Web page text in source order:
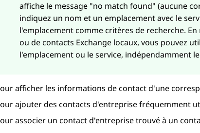
affiche le message no match found (aucune
indiquez un nom et un emplacement avec le
l'emplacement comme critères de recherche.
ou de contacts Exchange locaux, vous pouvez
l'emplacement ou le service, indépendamment
afficher les informations de contact d'une
ajouter des contacts d'entreprise fréquemment
associer un contact d'entreprise trouvé à un